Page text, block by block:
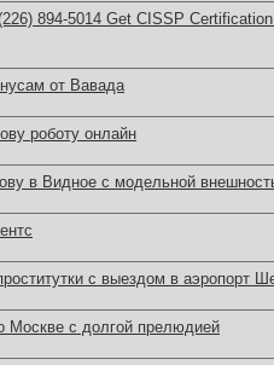
894-5014​ Get CISSP
от Вавада
роботу онлайн
в Видное с модельной
с выездом в аэропорт
Москве с долгой прелюдией